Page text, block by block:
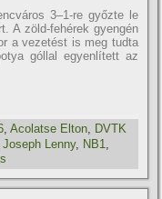
3–1-re győzte le
A zöld-fehérek gyengén
a vezetést is meg tudta
góllal egyenlített az
,Acolatse Elton DVTK
Joseph Lenny, NB1,